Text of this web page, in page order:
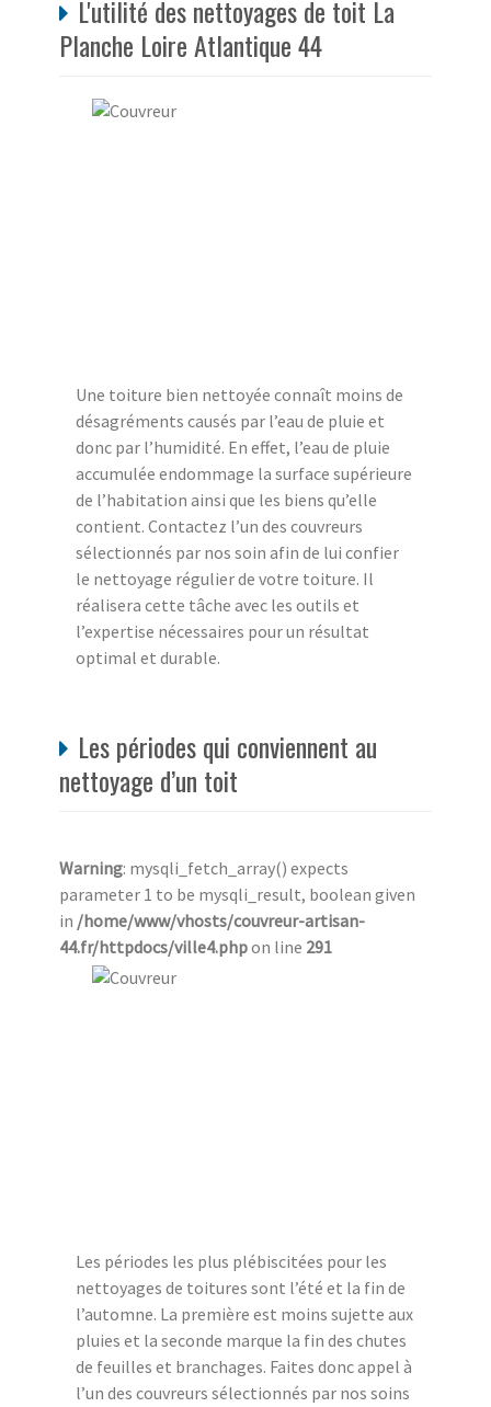
L'utilité des nettoyages de toit La
Planche Loire Atlantique 44
Une toiture bien nettoyée connaît moins de
désagréments causés par l’eau de pluie et
donc par l’humidité. En effet, l’eau de pluie
accumulée endommage la surface supérieure
de l’habitation ainsi que les biens qu’elle
contient. Contactez l’un des couvreurs
sélectionnés par nos soin afin de lui confier
le nettoyage régulier de votre toiture. Il
réalisera cette tâche avec les outils et
l’expertise nécessaires pour un résultat
optimal et durable.
Les périodes qui conviennent au
nettoyage d’un toit
Warning: mysqli_fetch_array() expects
parameter 1 to be mysqli_result, boolean given
in /home/www/vhosts/couvreur-artisan-
44.fr/httpdocs/ville4.phpon line 291
Les périodes les plus plébiscitées pour les
nettoyages de toitures sont l’été et la fin de
l’automne. La première est moins sujette aux
pluies et la seconde marque la fin des chutes
de feuilles et branchages. Faites donc appel à
l’un des couvreurs sélectionnés par nos soins